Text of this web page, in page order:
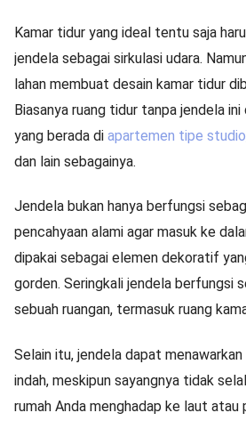
Kamar tidur yang ideal tentu saja
jendela sebagai sirkulasi udara.
lahan membuat desain kamar tidur
Biasanya ruang tidur tanpa jendela
yang berada di apartemen tipe studio
dan lain sebagainya.
Jendela bukan hanya berfungsi
pencahyaan alami agar masuk ke
dipakai sebagai elemen dekoratif
gorden. Seringkali jendela berfungsi
sebuah ruangan, termasuk ruang
Selain itu, jendela dapat
indah, meskipun sayangnya tidak
rumah Anda menghadap ke laut atau